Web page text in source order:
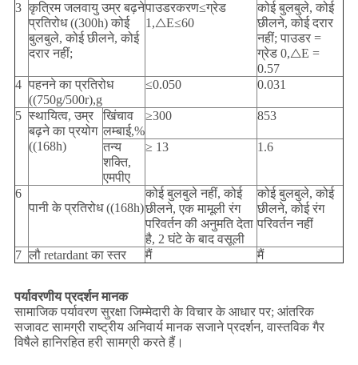
3 कृत्रिम जलवायु उम्र बढ़ने
प्रतिरोध ((300h) कोई
बुलबुले, कोई छीलने, कोई
दरार नहीं;
पाउडरकरण≤ग्रेड
1,△E≤60
कोई बुलबुले, कोई
छीलने, कोई दरार
नहीं; पाउडर =
ग्रेड 0,△E =
0.57
4 पहनने का प्रतिरोध
((750g/500r),g
≤0.050 0.031
5 स्थायित्व, उम्र
बढ़ने का प्रयोग
((168h)
खिंचाव
लम्बाई,%
≥300 853
तन्य
शक्ति,
एमपीए
≥ 13 1.6
6
पानी के प्रतिरोध ((168h)
कोई बुलबुले नहीं, कोई
छीलने, एक मामूली रंग
परिवर्तन की अनुमति देता
है, 2 घंटे के बाद वसूली
कोई बुलबुले, कोई
छीलने, कोई रंग
परिवर्तन नहीं
7 लौ retardant का स्तर मैं मैं
पर्यावरणीय प्रदर्शन मानक
सामाजिक पर्यावरण सुरक्षा जिम्मेदारी के विचार के आधार पर; आंतरिक
सजावट सामग्री राष्ट्रीय अनिवार्य मानक सजाने प्रदर्शन, वास्तविक गैर
विषैले हानिरहित हरी सामग्री करते हैं।